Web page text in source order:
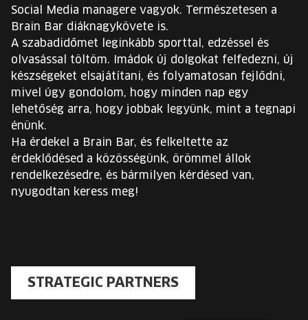
Social Media managere vagyok. Természetesen a
Brain Bar diáknagykövete is.
A szabadidőmet leginkább sporttal, edzéssel és
olvasással töltöm. Imádok új dolgokat felfedezni, új
készségeket elsajátítani, és folyamatosan fejlődni,
mivel úgy gondolom, hogy minden nap egy
lehetőség arra, hogy jobbak legyünk, mint a tegnapi
énünk.
Ha érdekel a Brain Bar, és felkeltette az
érdeklődésed a közösségünk, örömmel állok
rendelkezésedre, és bármilyen kérdésed van,
nyugodtan keress meg!
STRATEGIC PARTNERS